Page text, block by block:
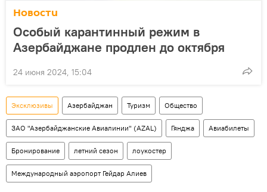
Новости
Особый карантинный режим в
Азербайджане продлен до октября
24 июня 2024, 15:04
Эксклюзивы Азербайджан Туризм Общество
ЗАО "Азербайджанские Авиалинии" (AZAL) Гянджа Авиабилеты
Бронирование летний сезон лоукостер
Международный аэропорт Гейдар Алиев